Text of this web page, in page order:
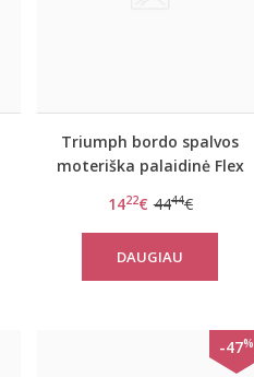
Triumph bordo spalvos
moteriška palaidinė Flex
1422€ 4444€
DAUGIAU
-47%